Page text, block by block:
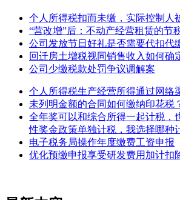
个人所得税扣而未缴，实际控制人
“营改增”后：不动产经营租赁的节
公司发放节日好礼是否需要代扣代
回迁房土增税视同销售收入如何确
公司少缴税款处罚争议调解案
个人所得税生产经营所得通过网络
未列明金额的合同如何缴纳印花税
全年奖可以和综合所得一起计税，
性奖金政策单独计税，我选择哪种
电子税务局操作年度缴费工资申报
优化预缴申报享受研发费用加计扣